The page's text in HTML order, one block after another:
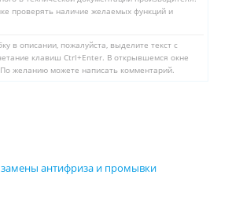
проверять наличие желаемых функций и
в описании, пожалуйста, выделите текст с
клавиш Ctrl+Enter. В открывшемся окне
желанию можете написать комментарий.